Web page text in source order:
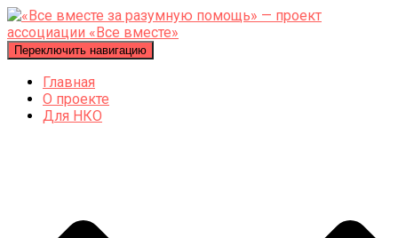
Переключить навигацию
Главная
О проекте
Для НКО